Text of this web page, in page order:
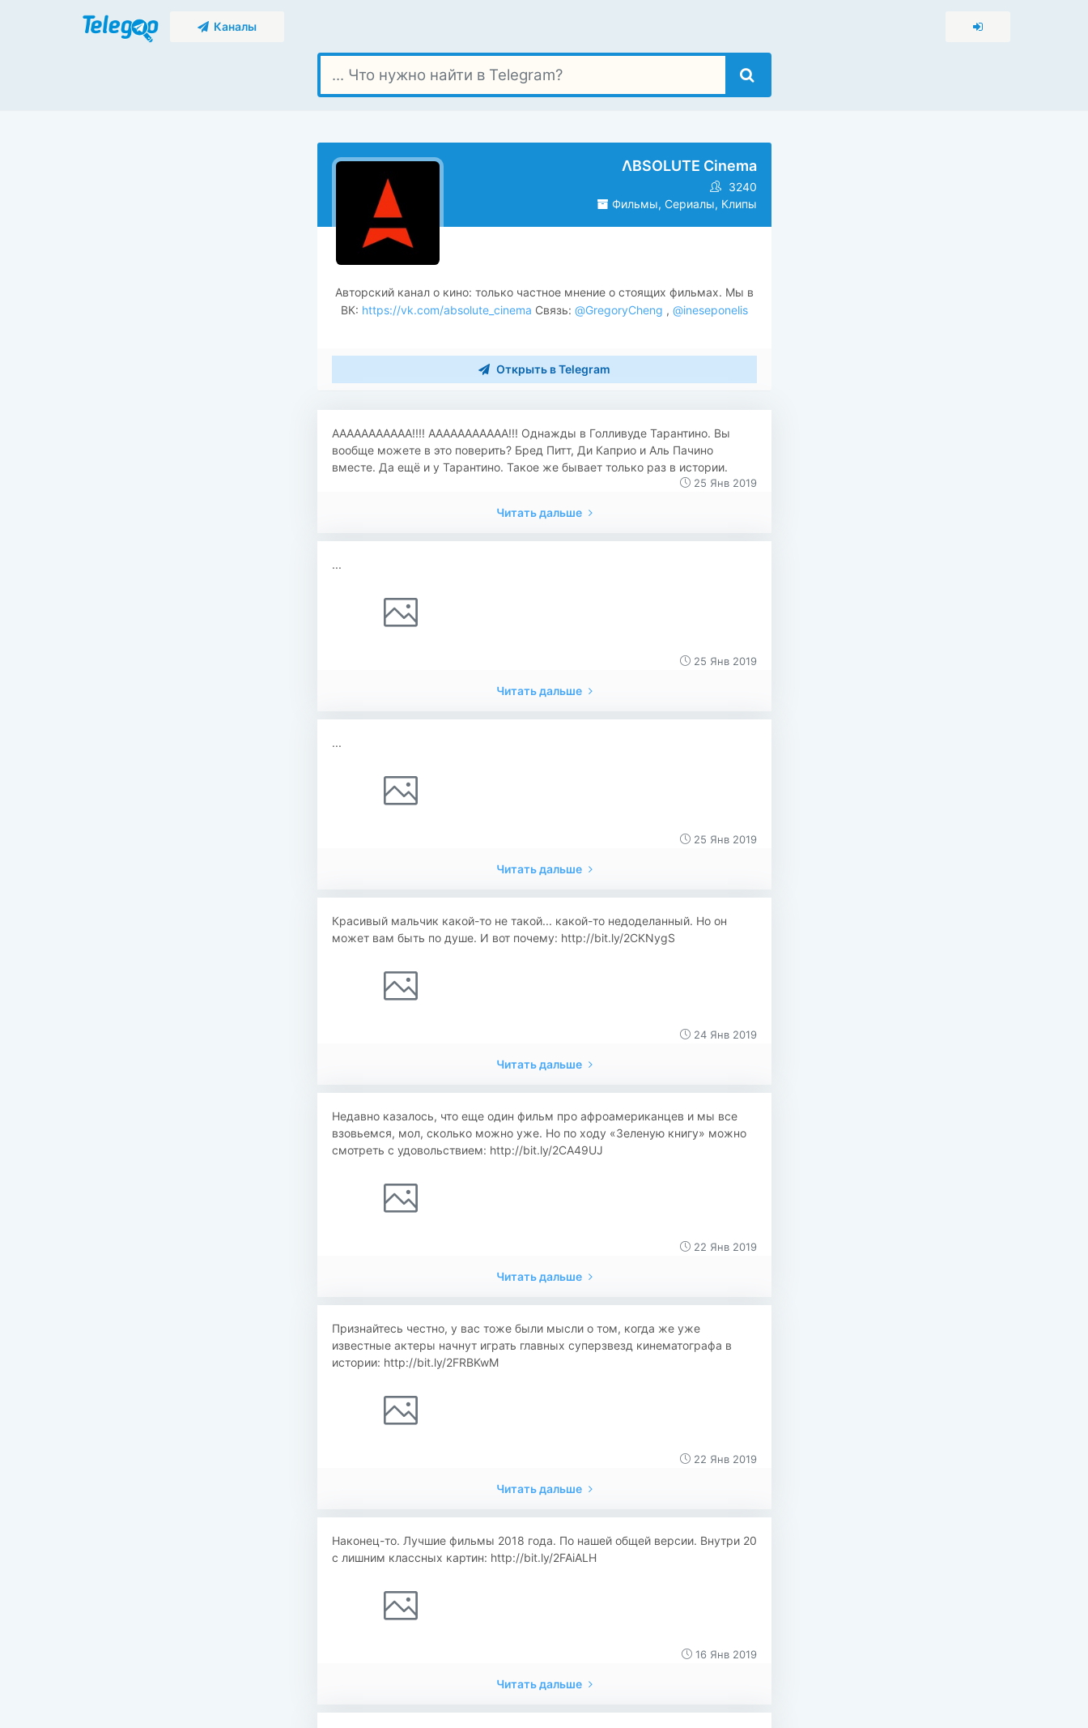
Каналы
ΛBSOLUTE Cinema
3240
Фильмы, Сериалы, Клипы
Авторский канал о кино: только частное мнение о стоящих фильмах. Мы в
ВК: https://vk.com/absolute_cinema Связь: @GregoryCheng , @ineseponelis
Открыть в Telegram
ААААААААААА!!!! ААААААААААА!!! Однажды в Голливуде Тарантино. Вы
вообще можете в это поверить? Бред Питт, Ди Каприо и Аль Пачино
вместе. Да ещё и у Тарантино. Такое же бывает только раз в истории.
25 Янв 2019
Читать дальше
...
25 Янв 2019
Читать дальше
...
25 Янв 2019
Читать дальше
Красивый мальчик какой-то не такой... какой-то недоделанный. Но он
может вам быть по душе. И вот почему: http://bit.ly/2CKNygS
24 Янв 2019
Читать дальше
Недавно казалось, что еще один фильм про афроамериканцев и мы все
взовьемся, мол, сколько можно уже. Но по ходу «Зеленую книгу» можно
смотреть с удовольствием: http://bit.ly/2CA49UJ
22 Янв 2019
Читать дальше
Признайтесь честно, у вас тоже были мысли о том, когда же уже
известные актеры начнут играть главных суперзвезд кинематографа в
истории: http://bit.ly/2FRBKwM
22 Янв 2019
Читать дальше
Наконец-то. Лучшие фильмы 2018 года. По нашей общей версии. Внутри 20
с лишним классных картин: http://bit.ly/2FAiALH
16 Янв 2019
Читать дальше